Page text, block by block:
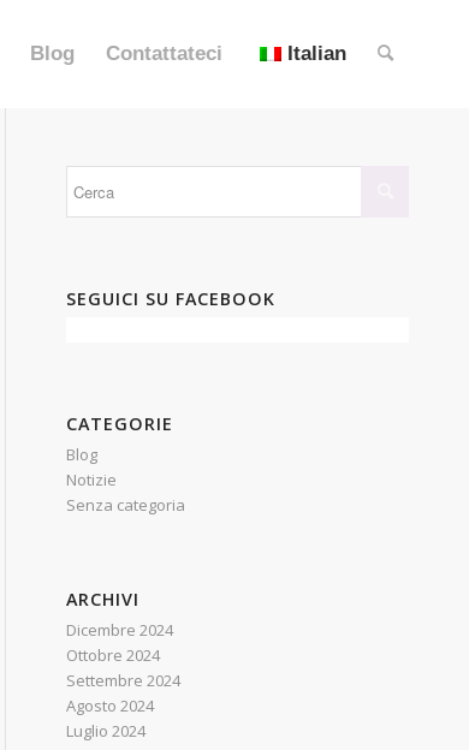
Blog Contattateci Italian
SEGUICI SU FACEBOOK
CATEGORIE
Blog
Notizie
Senza categoria
ARCHIVI
Dicembre 2024
Ottobre 2024
Settembre 2024
Agosto 2024
Luglio 2024